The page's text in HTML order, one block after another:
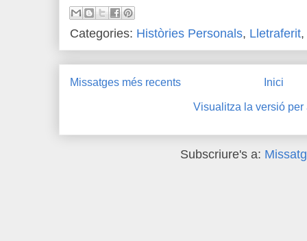
Categories: Històries Personals, Lletraferit,
Missatges més recents Inici
Visualitza la versió per
Subscriure's a: